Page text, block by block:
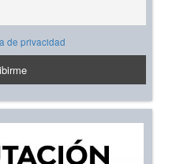
de privacidad